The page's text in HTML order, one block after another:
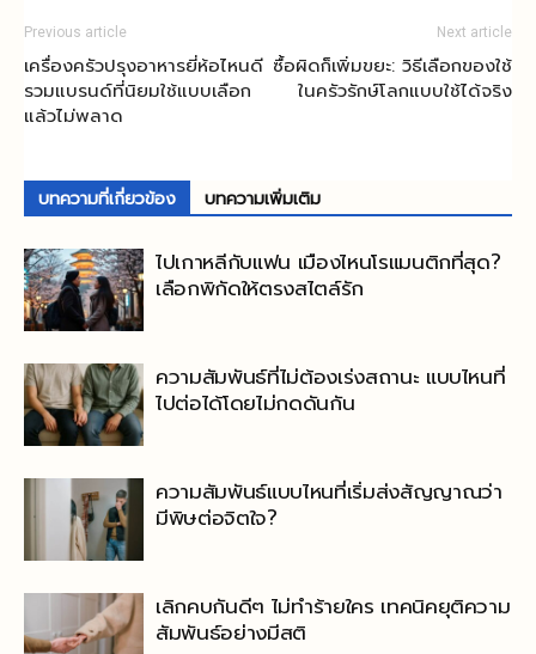
Previous article
เครื่องครัวปรุงอาหารยี่ห้อไหนดี
รวมแบรนด์ที่นิยมใช้แบบเลือก
แล้วไม่พลาด
Next article
ซื้อผิดก็เพิ่มขยะ: วิธีเลือกของใช้
ในครัวรักษ์โลกแบบใช้ได้จริง
บทความที่เกี่ยวข้อง บทความเพิ่มเติม
ไปเกาหลีกับแฟน เมืองไหนโรแมนติกที่สุด?
เลือกพิกัดให้ตรงสไตล์รัก
ความสัมพันธ์ที่ไม่ต้องเร่งสถานะ แบบไหนที่
ไปต่อได้โดยไม่กดดันกัน
ความสัมพันธ์แบบไหนที่เริ่มส่งสัญญาณว่า
มีพิษต่อจิตใจ?
เลิกคบกันดีๆ ไม่ทำร้ายใคร เทคนิคยุติความ
สัมพันธ์อย่างมีสติ